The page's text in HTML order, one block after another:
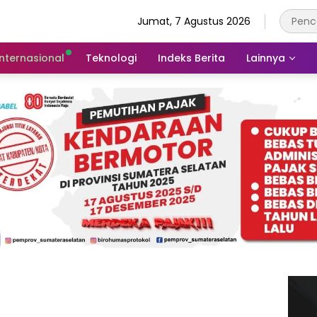
Jumat, 7 Agustus 2026
Teknologi Indeks Berita Lainnya